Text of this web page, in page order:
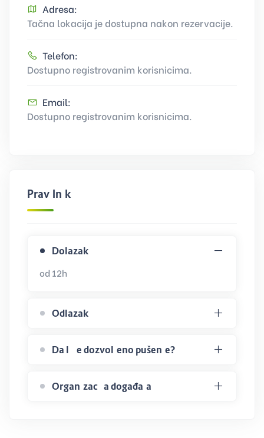
Adresa:
Tačna lokacija je dostupna nakon rezervacije.
Telefon:
Dostupno registrovanim korisnicima.
Email:
Dostupno registrovanim korisnicima.
Pravilnik
Dolazak
od 12h
Odlazak
Da li je dozvoljeno pušenje?
Organizacija događaja